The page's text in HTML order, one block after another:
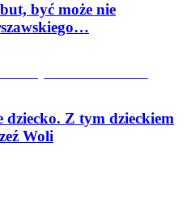
być może nie
dziecko. Z tym dzieckiem
Woli